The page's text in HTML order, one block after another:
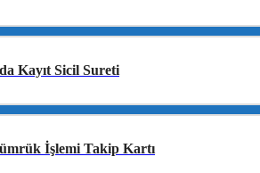
Kayıt Sicil Sureti
İşlemi Takip Kartı